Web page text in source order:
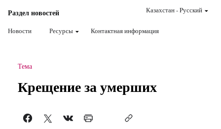
Раздел новостей
Новости Ресурсы Контактная информация
Казахстан-Pусский
Тема
Крещение за умерших